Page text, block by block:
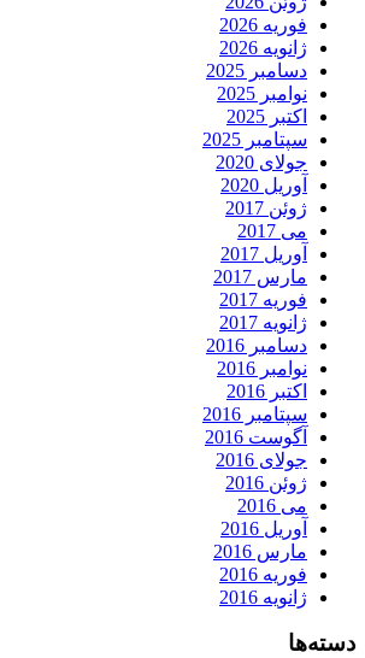
فوریه 2026
ژانویه 2026
دسامبر 2025
نوامبر 2025
اکتبر 2025
سپتامبر 2025
جولای 2020
آوریل 2020
ژوئن 2017
می 2017
آوریل 2017
مارس 2017
فوریه 2017
ژانویه 2017
دسامبر 2016
نوامبر 2016
اکتبر 2016
سپتامبر 2016
آگوست 2016
جولای 2016
ژوئن 2016
می 2016
آوریل 2016
مارس 2016
فوریه 2016
ژانویه 2016
دسته‌ها